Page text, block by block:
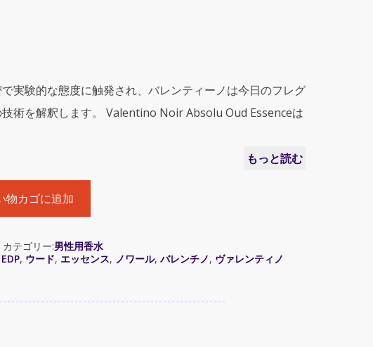
実験的な態度に触発され、バレンティーノは今日のフレグ
術を解釈します。 Valentino Noir Absolu Oud Essenceは
もっと読む
物カゴに追加
カテゴリー:男性用香水
EDP, ウード, エッセンス, ノワール, バレンチノ, ヴァレンティノ